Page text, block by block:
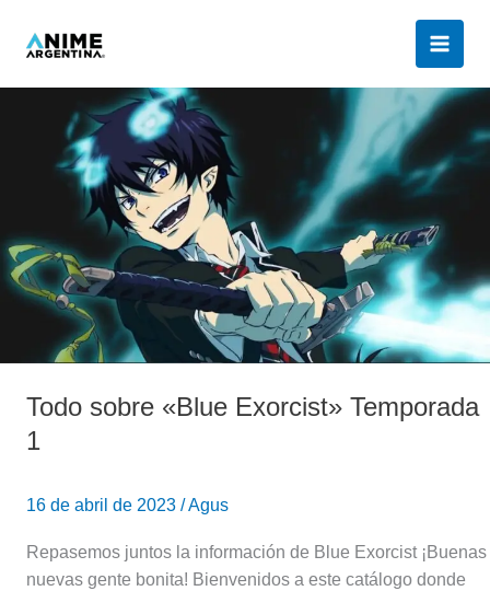
Todo sobre «Blue Exorcist» Temporada
1
16 de abril de 2023 /Agus
Repasemos juntos la información de Blue Exorcist ¡Buenas
nuevas gente bonita! Bienvenidos a este catálogo donde
sobre
«Blue
Exorcist»
Temporada
1